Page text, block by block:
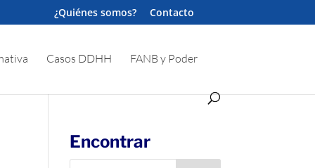
¿Quiénes somos? Contacto
Casos DDHH FANB y Poder
Encontrar